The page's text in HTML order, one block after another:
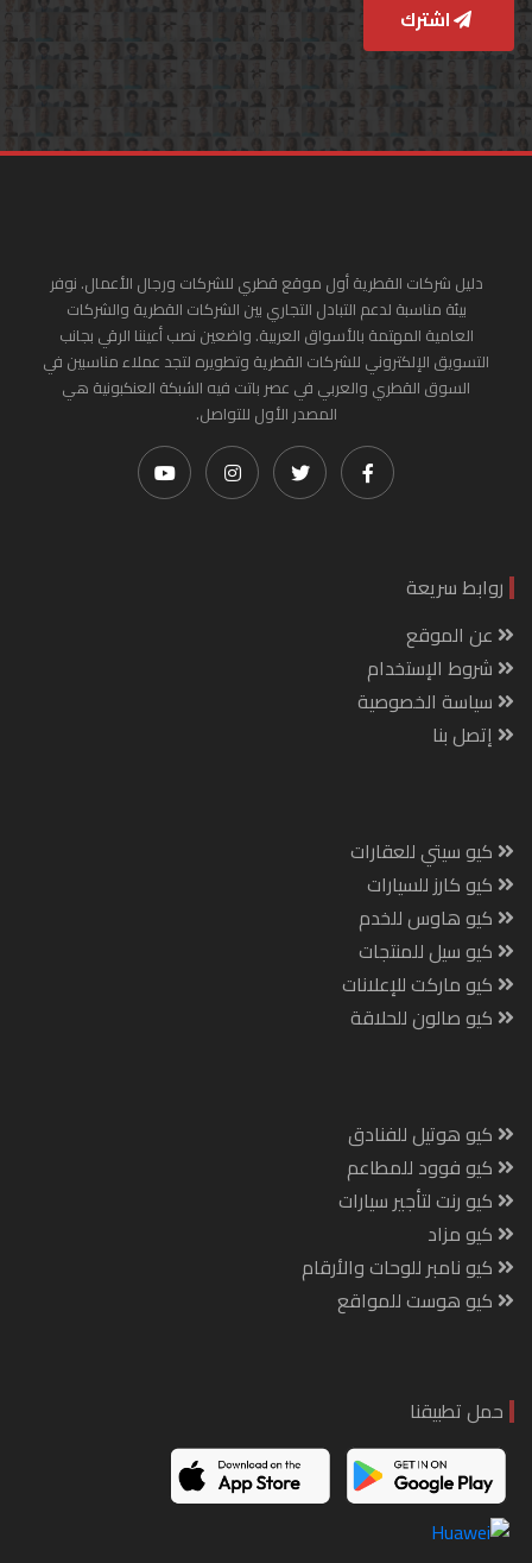
اشترك
دليل شركات القطرية أول موقع قطري للشركات ورجال الأعمال. نوفر
بيئة مناسبة لدعم التبادل التجاري بين الشركات القطرية والشركات
العامية المهتمة بالأسواق العربية. واضعين نصب أعيننا الرقي بجانب
التسويق الإلكتروني للشركات القطرية وتطويره لتجد عملاء مناسبين في
السوق القطري والعربي في عصر باتت فيه الشبكة العنكبونية هي
المصدر الأول للتواصل.
روابط سريعة
عن الموقع
شروط الإستخدام
سياسة الخصوصية
إتصل بنا
كيو سيتي للعقارات
كيو كارز للسيارات
كيو هاوس للخدم
كيو سيل للمنتجات
كيو ماركت للإعلانات
كيو صالون للحلاقة
كيو هوتيل للفنادق
كيو فوود للمطاعم
كيو رنت لتأجير سيارات
كيو مزاد
كيو نامبر للوحات والأرقام
كيو هوست للمواقع
حمل تطبيقنا